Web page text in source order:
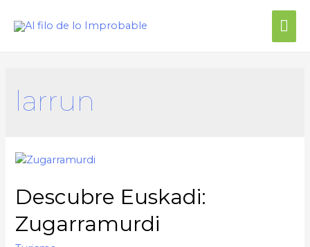
larrun
Descubre Euskadi:
Zugarramurdi